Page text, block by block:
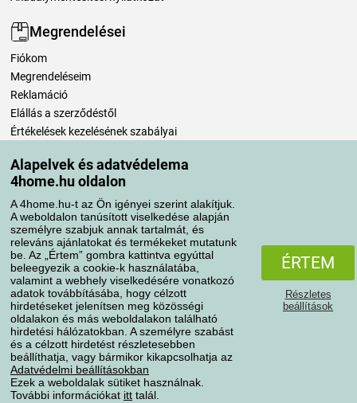
Alapelvek és adatvédelema
4home.hu oldalon
A 4home.hu-t az Ön igényei szerint alakítjuk.
A weboldalon tanúsított viselkedése alapján
személyre szabjuk annak tartalmát, és
releváns ajánlatokat és termékeket mutatunk
be. Az „Értem” gombra kattintva egyúttal
beleegyezik a cookie-k használatába,
valamint a webhely viselkedésére vonatkozó
adatok továbbításába, hogy célzott
hirdetéseket jelenítsen meg közösségi
oldalakon és más weboldalakon található
hirdetési hálózatokban. A személyre szabást
és a célzott hirdetést részletesebben
beállíthatja, vagy bármikor kikapcsolhatja az
Adatvédelmi beállításokban
Ezek a weboldalak sütiket használnak.
További információkat itt talál.
ÉRTEM
Részletes
beállítások
Megrendelései
Fiókom
Megrendeléseim
Reklamáció
Elállás a szerződéstől
Értékelések kezelésének szabályai
Szállítási módok
Fizetési módok
AdatvédelemSüti szabályzat